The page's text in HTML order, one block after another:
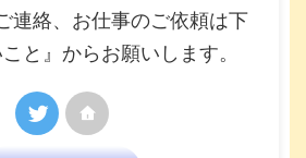
連絡、お仕事のご依頼は下
と』からお願いします。